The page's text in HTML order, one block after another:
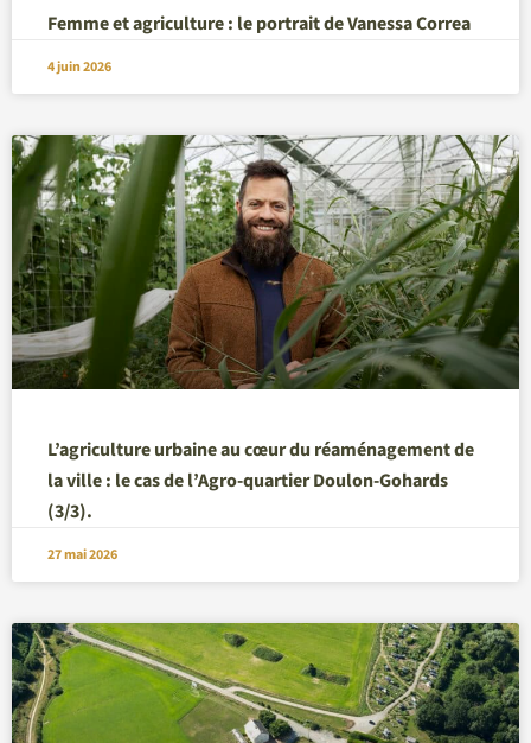
Femme et agriculture : le portrait de Vanessa Correa
4 juin 2026
L’agriculture urbaine au cœur du réaménagement de
la ville : le cas de l’Agro-quartier Doulon-Gohards
(3/3).
27 mai 2026